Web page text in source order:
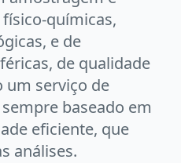
químicas,
e de
de qualidade
um serviço de
baseado em
eficiente, que
análises.